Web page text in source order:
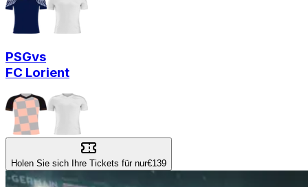
PSGvs
FC Lorient
Holen Sie sich Ihre Tickets für nur€139